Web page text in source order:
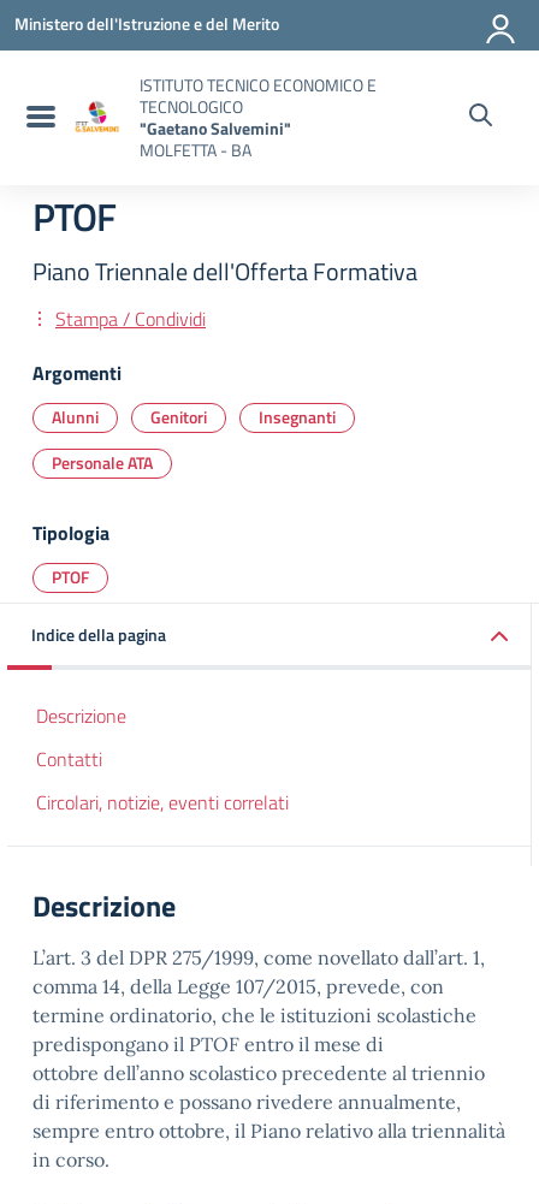
Vai ai contenuti
Vai al menu di navigazione
Vai al footer
Ministero dell'Istruzione e del Merito
ISTITUTO TECNICO ECONOMICO E
TECNOLOGICO
"Gaetano Salvemini"
MOLFETTA - BA
PTOF
Piano Triennale dell'Offerta Formativa
Stampa / Condividi
Argomenti
Alunni Genitori
Insegnanti
Personale ATA
Tipologia
PTOF
Indice della pagina
Descrizione
Contatti
Circolari, notizie, eventi correlati
Descrizione
L’art. 3 del DPR 275/1999, come novellato dall’art. 1,
comma 14, della Legge 107/2015, prevede, con
termine ordinatorio, che le istituzioni scolastiche
predispongano il PTOF entro il mese di
ottobre dell’anno scolastico precedente al triennio
di riferimento e possano rivedere annualmente,
sempre entro ottobre, il Piano relativo alla triennalità
in corso.